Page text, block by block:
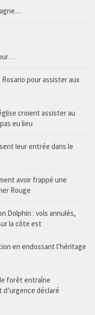
pour assister aux
croient assister au
eu lieu
leur entrée dans le
avoir frappé une
Rouge
Dolphin : vols annulés,
la côte est
en endossant l’héritage
forêt entraîne
d’urgence déclaré